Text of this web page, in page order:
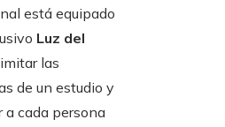
está equipado
Luz del
las
de un estudio y
a cada persona